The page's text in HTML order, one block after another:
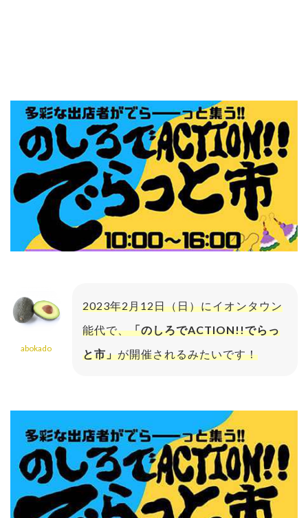
abokado
2023年2月12日（日）にイオンタウン
能代で、「のしろでACTION!!でらっ
と市」が開催されるみたいです！